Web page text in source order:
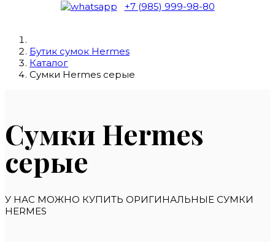
+7 (985) 999-98-80
Бутик сумок Hermes
Каталог
Сумки Hermes серыe
Сумки Hermes
серыe
У НАС МОЖНО КУПИТЬ ОРИГИНАЛЬНЫЕ СУМКИ
HERMES